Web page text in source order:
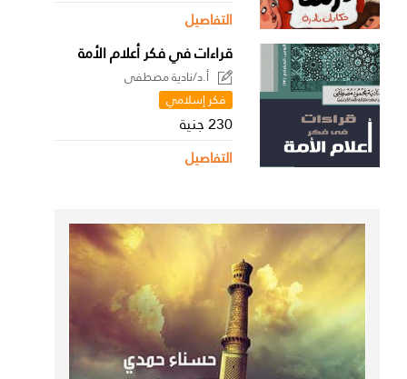
التفاصيل
قراءات في فكر أعلام الأمة
أ.د/نادية مصطفى
فكر إسلامي
230 جنية
التفاصيل